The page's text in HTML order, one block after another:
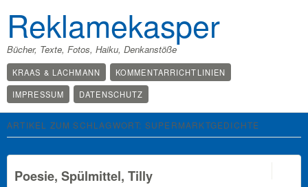
Reklamekasper
Bücher, Texte, Fotos, Haiku, Denkanstöße
KRAAS & LACHMANN
KOMMENTARRICHTLINIEN
IMPRESSUM
DATENSCHUTZ
ARTIKEL ZUM SCHLAGWORT: SUPERMARKTGEDICHTE
Poesie, Spülmittel, Tilly